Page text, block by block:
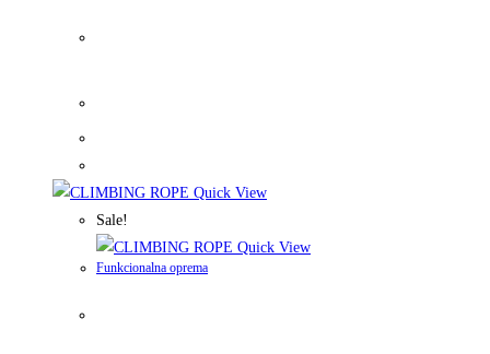
Quick View
Sale!
Quick View
Funkcionalna oprema